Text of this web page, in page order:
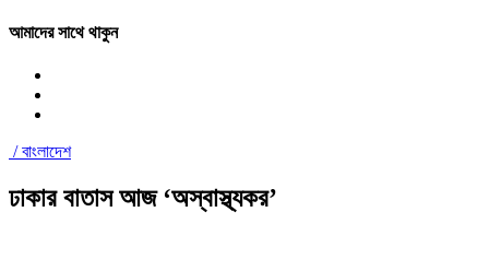
আমাদের সাথে থাকুন
/বাংলাদেশ
ঢাকার বাতাস আজ ‘অস্বাস্থ্যকর’